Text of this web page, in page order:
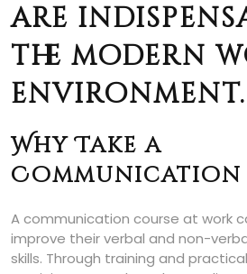
are
the modern
environment.
Why Take a
Communication
A communication course at work
improve their verbal and non-
skills. Through training and